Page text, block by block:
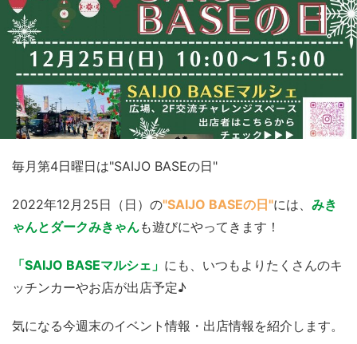
毎月第4日曜日は"SAIJO BASEの日"
2022年12月25日（日）の"SAIJO BASEの日"には、 みき
ゃんとダークみきゃんも遊びにやってきます！
「SAIJO BASEマルシェ」 にも、いつもよりたくさんのキ
ッチンカーやお店が出店予定♪
気になる今週末のイベント情報・出店情報を紹介します。